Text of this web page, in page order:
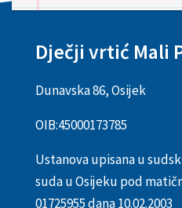
Dječji vrtić Mali
Dunavska 86, Osijek
OIB:45000173785
Ustanova upisana u
suda u Osijeku pod
01725955 dana 10.02.2003